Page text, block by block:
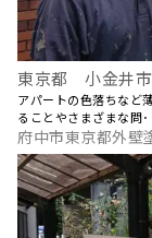
東京都 小金井
アパートの色落ちなど
ることやさまざまな問･
府中市東京都外壁